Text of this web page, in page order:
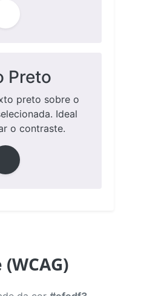
Preto
preto sobre o
Ideal
o contraste.